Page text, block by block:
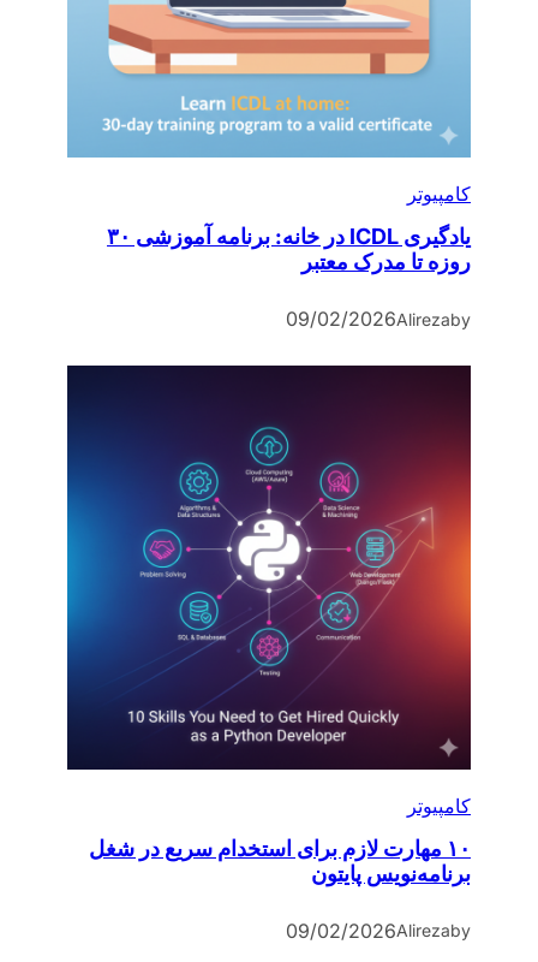
کامپیوتر
یادگیری ICDL در خانه: برنامه آموزشی ۳۰
روزه تا مدرک معتبر
by
Alireza
09/02/2026
کامپیوتر
۱۰ مهارت لازم برای استخدام سریع در شغل
برنامه‌نویس پایتون
by
Alireza
09/02/2026